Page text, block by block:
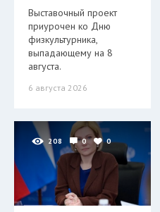
Выставочный проект
приурочен ко Дню
физкультурника,
выпадающему на 8
августа.
6 августа 2026
208 0 0